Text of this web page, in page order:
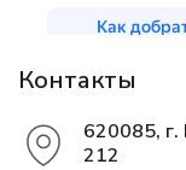
Контакты
620085, г.
212